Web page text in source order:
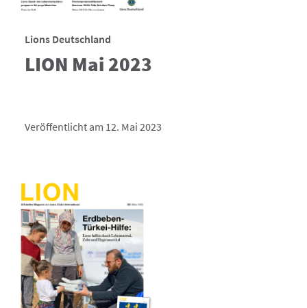
Lions Deutschland
LION Mai 2023
Veröffentlicht am 12. Mai 2023